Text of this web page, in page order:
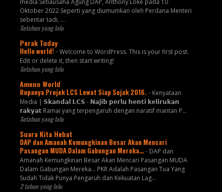
media Setiausaha Agung DAP, Anthony Loke pada 10
Oktober 2022 Seperti yang diumumkan oleh Perdana Menteri
sebentar tadi, …
Setahun yang lalu
Perak Today
Hello world! - Welcome to WordPress. This is your first post.
Edit or delete it, then start writing!
Setahun yang lalu
Ameno World
Rupanya Projek LCS Lewat Siap Sejak 2016. - Kenyataan
Media | 𝗦𝗸𝗮𝗻𝗱𝗮𝗹 𝗟𝗖𝗦 - 𝗡𝗮𝗷𝗶𝗯 𝗽𝗲𝗿𝗹𝘂 𝗵𝗲𝗻𝘁𝗶 𝗸𝗲𝗹𝗶𝗿𝘂𝗸𝗮𝗻
𝗿𝗮𝗸𝘆𝗮𝘁 Ramai yang terpengaruh dengan naratif mantan P...
Setahun yang lalu
Suara Kita Hebat
DAP dan Amanah Kemungkinan Besar Akan Mencari
Pasangan MUDA Dalam Gabungan Mereka… - DAP dan
Amanah Kemungkinan Besar Akan Mencari Pasangan MUDA
Dalam Gabungan Mereka… PKR Adalah Pasangan Tua Yang
Sudah Tidak Punya Pengaruh dan Kekuatan Lag...
2 tahun yang lalu